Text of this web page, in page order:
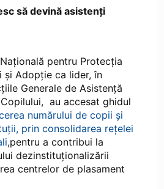
să devină asistenți
pentru Protecția
și Adopție ca lider, în
Generale de Asistență
au accesat ghidul
numărului de copii și
prin consolidarea rețelei
,pentru a contribui la
dezinstituționalizării
centrelor de plasament